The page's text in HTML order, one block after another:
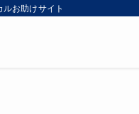
お助けサイト